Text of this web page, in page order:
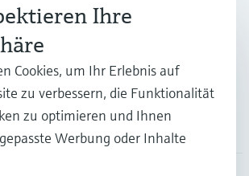
Ihre
Cookies, um Ihr Erlebnis auf
zu verbessern, die Funktionalität
zu optimieren und Ihnen
Werbung oder Inhalte